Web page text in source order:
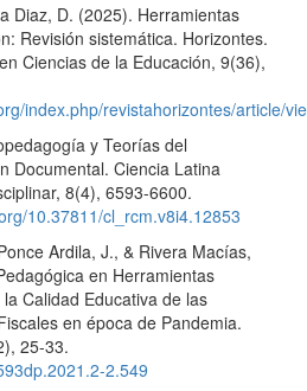
Diaz, D. (2025). Herramientas
Revisión sistemática. Horizontes.
Ciencias de la Educación, 9(36),
index.php/revistahorizontes/article/
y Teorías del
Documental. Ciencia Latina
8(4), 6593-6600.
10.37811/cl_rcm.v8i4.12853
Ardila, J., & Rivera Macías,
en Herramientas
Calidad Educativa de las
en época de Pandemia.
25-33.
2.549